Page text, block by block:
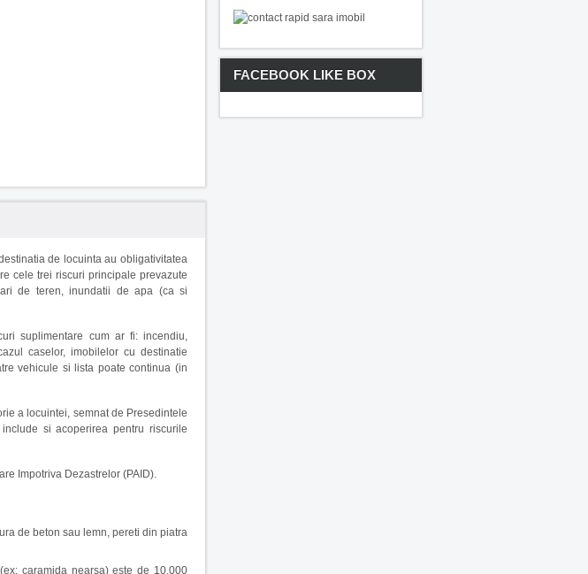
de locuinta au obligativitatea
cele trei riscuri principale prevazute
de teren, inundatii de apa (ca si
suplimentare cum ar fi: incendiu,
caselor, imobilelor cu destinatie
vehicule si lista poate continua (in
a locuintei, semnat de Presedintele
si acoperirea pentru riscurile
Impotriva Dezastrelor (PAID).
de beton sau lemn, pereti din piatra
caramida nearsa) este de 10.000
FACEBOOK LIKE BOX